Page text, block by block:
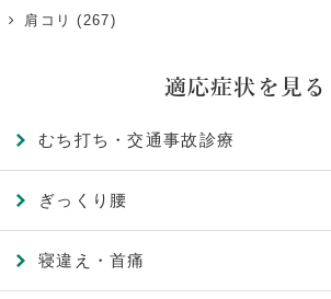
肩コリ (267)
適応症状を見る
むち打ち・交通事故診療
ぎっくり腰
寝違え・首痛